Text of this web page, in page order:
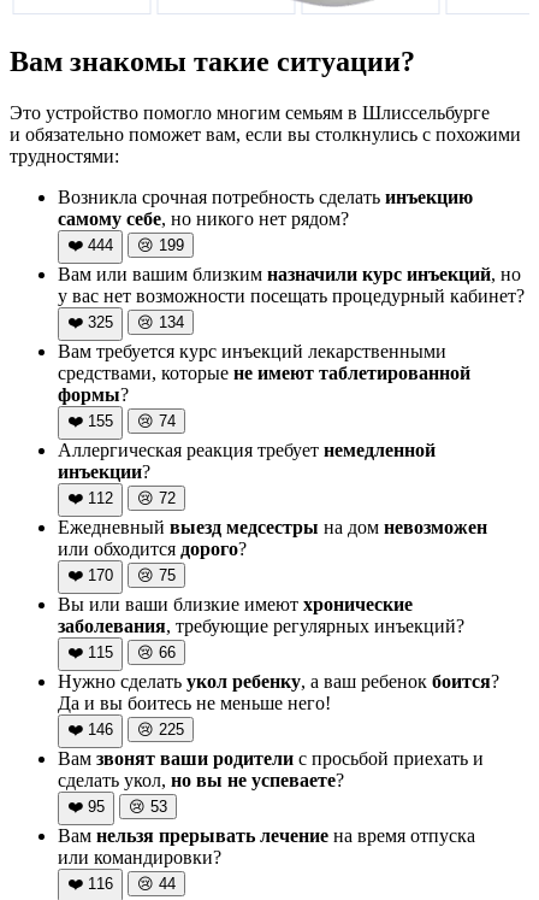
Вам знакомы такие ситуации?
Это устройство помогло многим семьям в Шлиссельбурге
и обязательно поможет вам, если вы столкнулись с похожими
трудностями:
Возникла срочная потребность сделать инъекцию
самому себе, но никого нет рядом?
❤️ 444 😢 199
Вам или вашим близким назначили курс инъекций, но
у вас нет возможности посещать процедурный кабинет?
❤️ 325 😢 134
Вам требуется курс инъекций лекарственными
средствами, которые не имеют таблетированной
формы?
❤️ 155 😢 74
Аллергическая реакция требует немедленной
инъекции?
❤️ 112 😢 72
Ежедневный выезд медсестры на дом невозможен
или обходится дорого?
❤️ 170 😢 75
Вы или ваши близкие имеют хронические
заболевания, требующие регулярных инъекций?
❤️ 115 😢 66
Нужно сделать укол ребенку, а ваш ребенок боится?
Да и вы боитесь не меньше него!
❤️ 146 😢 225
Вам звонят ваши родители с просьбой приехать и
сделать укол, но вы не успеваете?
❤️ 95 😢 53
Вам нельзя прерывать лечение на время отпуска
или командировки?
❤️ 116 😢 44